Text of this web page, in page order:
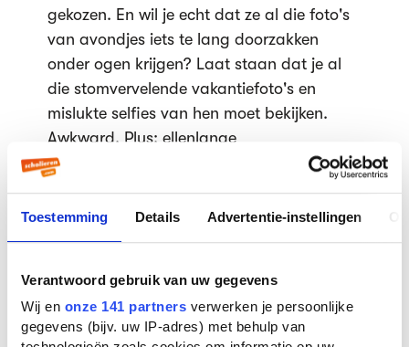
Toestemming Details Advertentie-instellingen
Verantwoord gebruik van uw gegevens
Wij en onze 141 partners verwerken je persoonlijke
gegevens (bijv. uw IP-adres) met behulp van
gekozen. En wil je echt dat ze al die foto's
van avondjes iets te lang doorzakken
onder ogen krijgen? Laat staan dat je al
die stomvervelende vakantiefoto's en
mislukte selfies van hen moet bekijken.
Awkward. Plus: ellenlange
(gênante) Facebook-reacties.. Bijvoorbeeld
gaat hebben. "Oh, je vriendin op deze foto
De social media-politicus
Hij lijkt op elk gebied wel een expert te zijn,